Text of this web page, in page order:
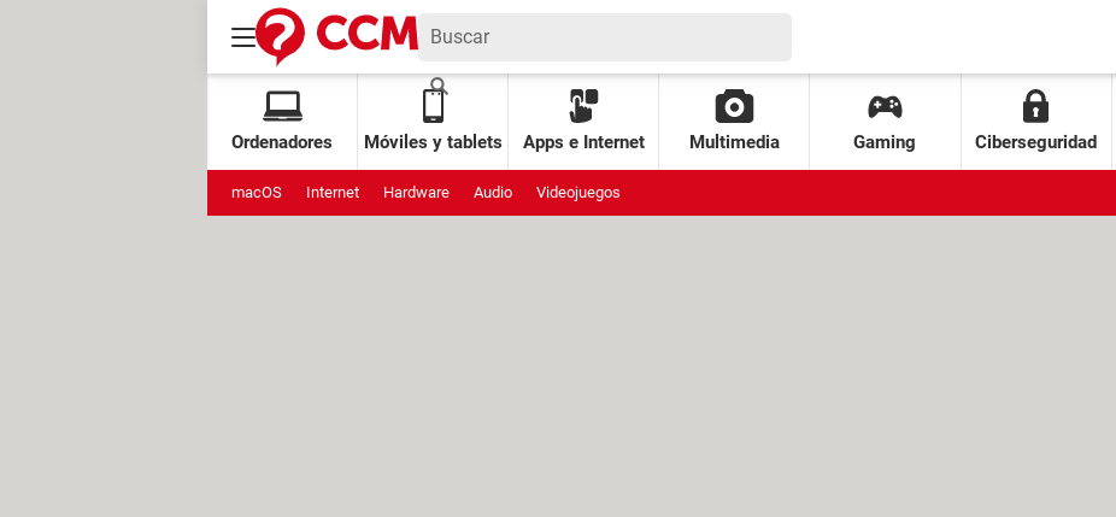
Ordenadores Móviles y tablets Apps e Internet Multimedia Gaming Ciberseguridad
macOS Internet Hardware Audio Videojuegos